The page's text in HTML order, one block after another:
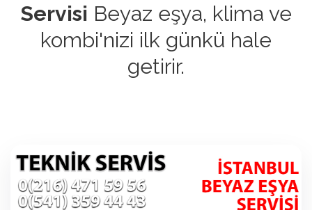
Servisi Beyaz eşya, klima ve
kombi'nizi ilk günkü hale
getirir.